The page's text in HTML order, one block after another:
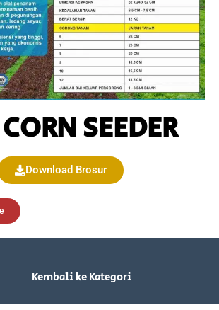
SEEDER
Download Brosur
Kembali ke Kategori